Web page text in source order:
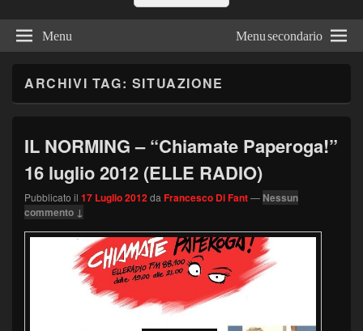
Menu Menu secondario
ARCHIVI TAG: SITUAZIONE
IL NORMING – “Chiamate Paperoga!”
16 luglio 2012 (ELLE RADIO)
Pubblicato il 17 Luglio 2012da Francesco Di Fant— Nessun
commento ↓